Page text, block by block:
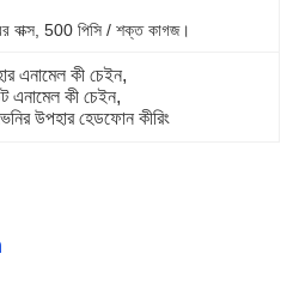
বাক্স, 500 পিসি / শক্ত কাগজ।
এনামেল কী চেইন,
এনামেল কী চেইন,
উপহার হেডফোন কীরিং